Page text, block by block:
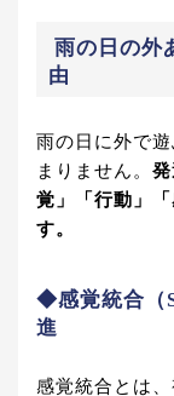
雨の日の外
由
雨の日に外で
まりません。
覚」「行動」
す。
◆感覚統合（
進
感覚統合とは